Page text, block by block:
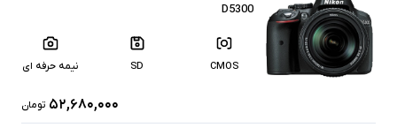
D5300
CMOS
SD نیمه حرفه ای
۵۲,۶۸۰,۰۰۰ تومان